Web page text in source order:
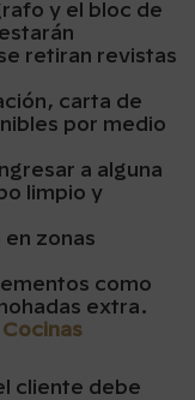
y el bloc de
retiran revistas
carta de
por medio
a alguna
limpio y
zonas
como
extra.
cliente debe